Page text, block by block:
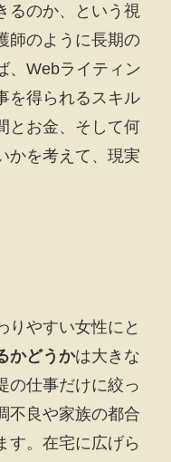
るのか、という視
師のように長期の
、Webライティン
を得られるスキル
とお金、そして何
かを考えて、現実
りやすい女性にと
かどうかは大きな
の仕事だけに絞っ
不良や家族の都合
す。在宅に広げら